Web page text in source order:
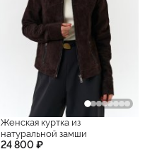
Женская куртка из
натуральной замши
24 800 ₽